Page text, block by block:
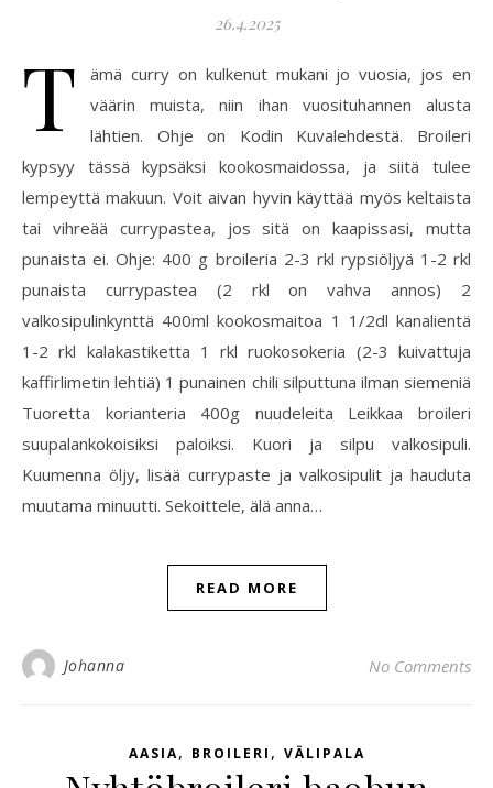
26.4.2025
T
ämä curry on kulkenut mukani jo vuosia, jos en
väärin muista, niin ihan vuosituhannen alusta
lähtien. Ohje on Kodin Kuvalehdestä. Broileri
kypsyy tässä kypsäksi kookosmaidossa, ja siitä tulee
lempeyttä makuun. Voit aivan hyvin käyttää myös keltaista
tai vihreää currypastea, jos sitä on kaapissasi, mutta
punaista ei. Ohje: 400 g broileria 2-3 rkl rypsiöljyä 1-2 rkl
punaista currypastea (2 rkl on vahva annos) 2
valkosipulinkynttä 400ml kookosmaitoa 1 1/2dl kanalientä
1-2 rkl kalakastiketta 1 rkl ruokosokeria (2-3 kuivattuja
kaffirlimetin lehtiä) 1 punainen chili silputtuna ilman siemeniä
Tuoretta korianteria 400g nuudeleita Leikkaa broileri
suupalankokoisiksi paloiksi. Kuori ja silpu valkosipuli.
Kuumenna öljy, lisää currypaste ja valkosipulit ja hauduta
muutama minuutti. Sekoittele, älä anna…
READ MORE
Johanna No Comments
AASIA, BROILERI , VÄLIPALA